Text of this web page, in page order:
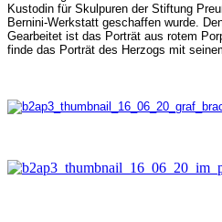
Kustodin für Skulpuren der Stiftung
Bernini-Werkstatt geschaffen wurde.
Gearbeitet ist das Porträt aus rotem
finde das Porträt des Herzogs mit